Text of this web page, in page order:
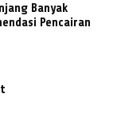
Banyak
Pencairan